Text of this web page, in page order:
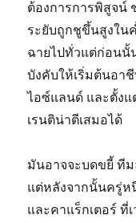
ต้องการการพิสูจน์
ระยับถูกชูขึ้นสูงใ
ฉายไปทั่วแต่ก่อนนั้
บังคับให้เริ่มต้นอา
ไอซ์แลนด์ และตั้ง
เรนติน่าตีเสมอได้
มันอาจจะบดขยี้ ที
แต่หลังจากนั้นครู่ห
และคาแร็กเตอร์ ที่